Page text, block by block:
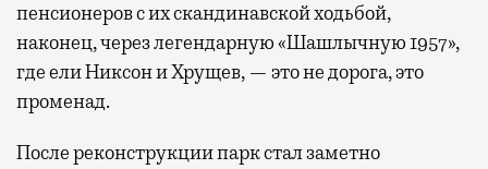
пенсионеров с их скандинавской ходьбой,
наконец, через легендарную «Шашлычную 1957»,
где ели Никсон и Хрущев, — это не дорога, это
променад.
После реконструкции парк стал заметно